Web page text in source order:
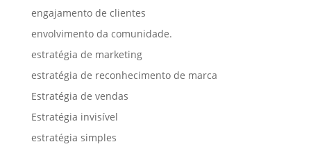
engajamento de clientes
envolvimento da comunidade.
estratégia de marketing
estratégia de reconhecimento de marca
Estratégia de vendas
Estratégia invisível
estratégia simples